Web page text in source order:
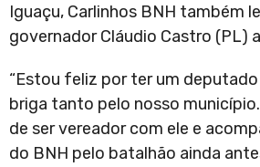
Iguaçu, Carlinhos BNH também
governador Cláudio Castro (PL)
“Estou feliz por ter um
briga tanto pelo nosso
de ser vereador com ele e
do BNH pelo batalhão ainda